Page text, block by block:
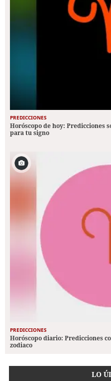
PREDICCIONES
Horóscopo de hoy: Predicciones
para tu signo
PREDICCIONES
Horóscopo diario: Predicciones
zodiaco
LO